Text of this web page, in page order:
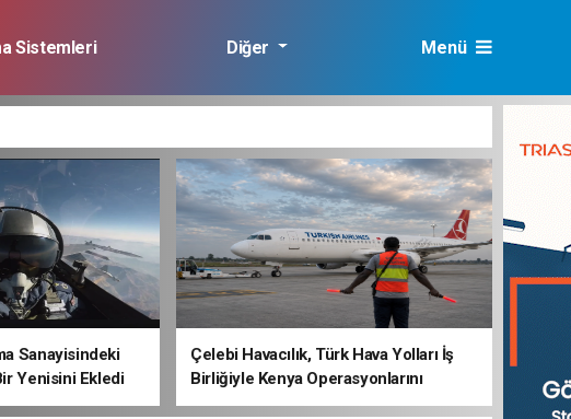
Sistemleri
Diğer Menü
Sanayisindeki
Yenisini Ekledi
Çelebi Havacılık, Türk Hava Yolları İş
Birliğiyle Kenya Operasyonlarını
Güçlendiriyor